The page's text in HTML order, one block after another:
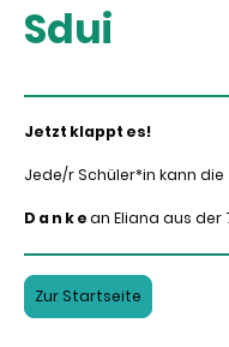
Sdui
Jetzt klappt es!
Jede/r Schüler*in kann die
D a n k ean Eliana aus der
Zur Startseite